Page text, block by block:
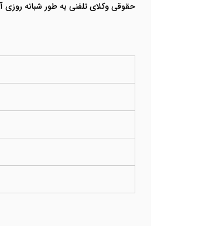
حقوقی وکلای تلفنی به طور شبانه روزی